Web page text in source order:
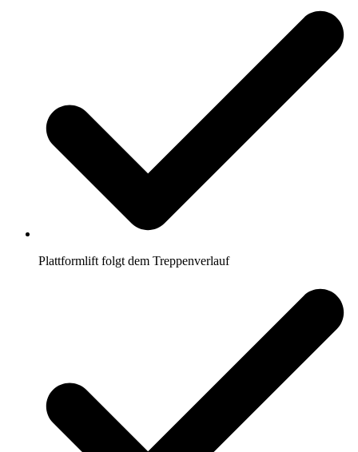
Plattformlift folgt dem Treppenverlauf